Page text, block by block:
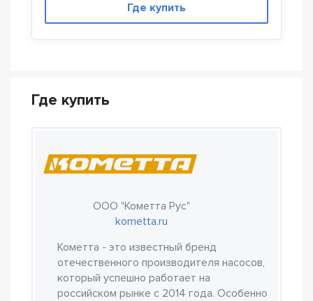
Где купить
Где купить
ООО "Кометта Рус"
kometta.ru
Кометта - это известный бренд
отечественного производителя насосов,
который успешно работает на
российском рынке с 2014 года. Особенно